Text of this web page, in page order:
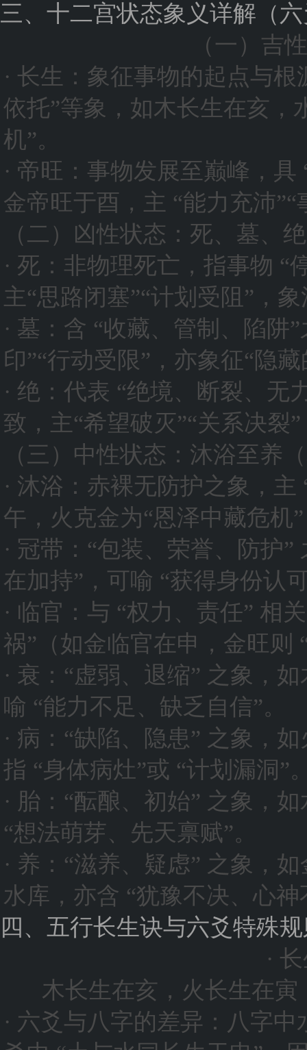
三、十二宫状态象义详解（
（一）吉
· 长生：象征事物的起点与
依托”等象，如木长生在亥，
机”。
· 帝旺：事物发展至巅峰，
金帝旺于酉，主 “能力充沛
（二）凶性状态：死、墓、绝
· 死：非物理死亡，指事物 “
主“思路闭塞”“计划受阻”，
· 墓：含 “收藏、管制、陷阱
印”“行动受限”，亦象征“隐
· 绝：代表 “绝境、断裂、无
致，主“希望破灭”“关系决裂
（三）中性状态：沐浴至养
· 沐浴：赤裸无防护之象，
午，火克金为“恩泽中藏危机
· 冠带：“包装、荣誉、防护
在加持”，可喻 “获得身份认
· 临官：与 “权力、责任” 相
祸”（如金临官在申，金旺则
· 衰：“虚弱、退缩” 之象，
喻 “能力不足、缺乏自信”。
· 病：“缺陷、隐患” 之象，
指 “身体病灶”或 “计划漏洞”
· 胎：“酝酿、初始” 之象，
“想法萌芽、先天禀赋”。
· 养：“滋养、疑虑” 之象，
水库，亦含 “犹豫不决、心神
四、五行长生诀与六爻特殊
·
木长生在亥，火长生在
· 六爻与八字的差异：八字